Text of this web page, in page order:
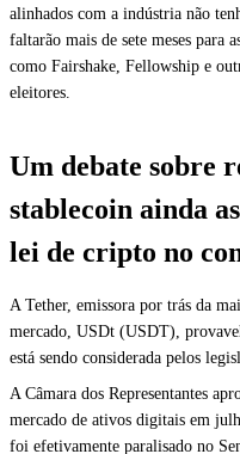
alinhados com a indústria não
faltarão mais de sete meses para
como Fairshake, Fellowship e
eleitores.
Um debate sobre
stablecoin ainda
lei de cripto no
A Tether, emissora por trás da
mercado, USDt (USDT),
está sendo considerada pelos
A Câmara dos Representantes
mercado de ativos digitais em
foi efetivamente paralisado no